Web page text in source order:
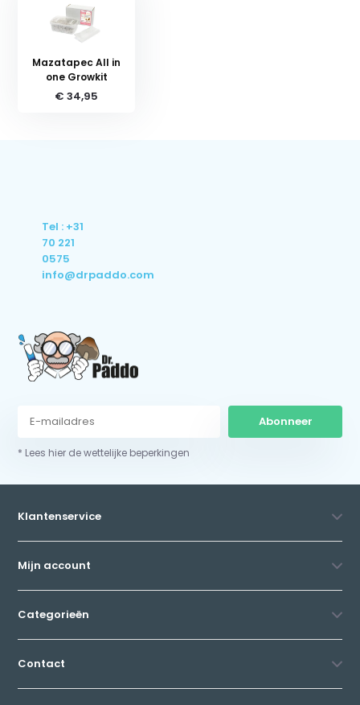
Mazatapec All in
one Growkit
€ 34,95
Tel : +31
70 221
0575
info@drpaddo.com
Abonneer
* Lees hier de wettelijke beperkingen
Klantenservice
Mijn account
Categorieën
Contact